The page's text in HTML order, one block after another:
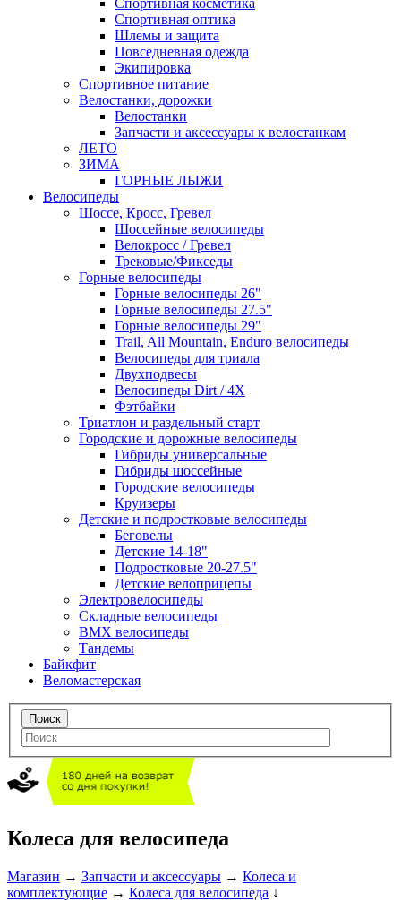
Спортивная оптика
Шлемы и защита
Повседневная одежда
Экипировка
Спортивное питание
Велостанки, дорожки
Велостанки
Запчасти и аксессуары к велостанкам
ЛЕТО
ЗИМА
ГОРНЫЕ ЛЫЖИ
Велосипеды
Шоссе, Кросс, Гревел
Шоссейные велосипеды
Велокросс / Гревел
Трековые/Фикседы
Горные велосипеды
Горные велосипеды 26"
Горные велосипеды 27.5"
Горные велосипеды 29"
Trail, All Mountain, Enduro велосипеды
Велосипеды для триала
Двухподвесы
Велосипеды Dirt / 4X
Фэтбайки
Триатлон и раздельный старт
Городские и дорожные велосипеды
Гибриды универсальные
Гибриды шоссейные
Городские велосипеды
Круизеры
Детские и подростковые велосипеды
Беговелы
Детские 14-18"
Подростковые 20-27.5"
Детские велоприцепы
Электровелосипеды
Складные велосипеды
BMX велосипеды
Тандемы
Байкфит
Веломастерская
Колеса для велосипеда
Магазин → Запчасти и аксессуары → Колеса и
комплектующие → Колеса для велосипеда ↓